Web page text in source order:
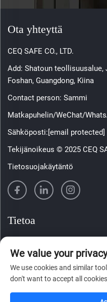
Ota yhteyttä
CEQ SAFE CO., LTD.
Add: Shatoun teollisuusalue,
Foshan, Guangdong, Kiina
Contact person: Sammi
Matkapuhelin/WeChat/
Sähköposti:[email protected]
Tekijänoikeus © 2025 CEQ
Tietosuojakäytäntö
Tietoa
We value your privacy
We use cookies and similar
don't want to accept all